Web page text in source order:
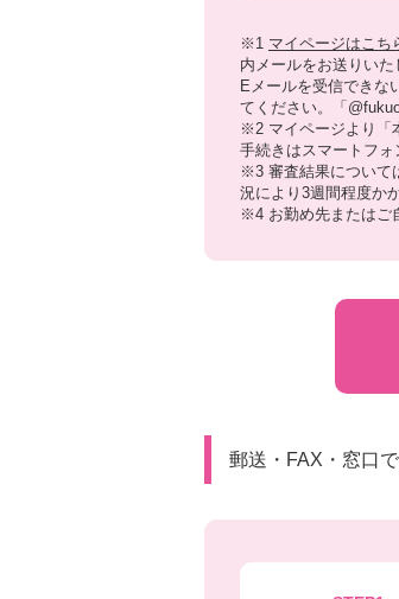
※1 マイページはこち
内メールをお送りい
Eメールを受信できな
てください。「
※2 マイページより「
手続きはスマートフォ
※3 審査結果について
況により3週間程度か
※4 お勤め先またはご
郵送・FAX・窓口